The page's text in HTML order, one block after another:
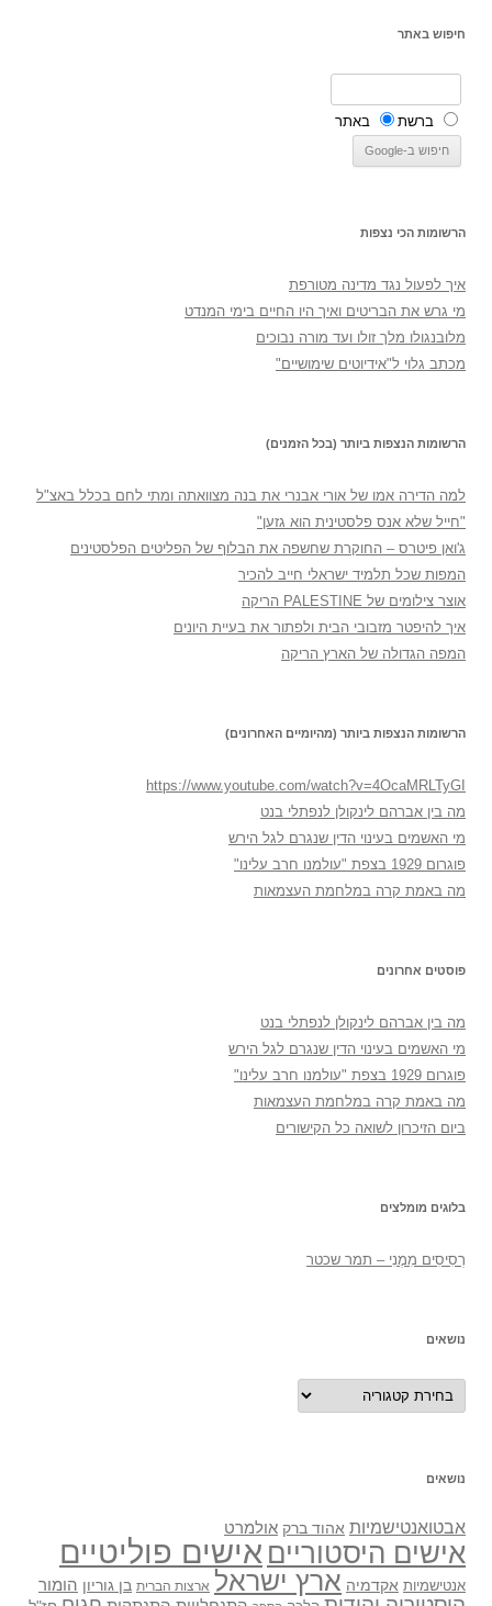
חיפוש באתר
ברשת באתר
הרשומות הכי נצפות
איך לפעול נגד מדינה מטורפת
מי גרש את הבריטים ואיך היו החיים בימי המנדט
מלובנגולו מלך זולו ועד מורה נבוכים
מכתב גלוי ל"אידיוטים שימושיים"
הרשומות הנצפות ביותר (בכל הזמנים)
למה הדירה אמו של אורי אבנרי את בנה מצוואתה ומתי לחם בכלל באצ"ל
"חייל שלא אנס פלסטינית הוא גזען"
ג'ואן פיטרס – החוקרת שחשפה את הבלוף של הפליטים הפלסטינים
המפות שכל תלמיד ישראלי חייב להכיר
אוצר צילומים של PALESTINE הריקה
איך להיפטר מזבובי הבית ולפתור את בעיית היונים
המפה הגדולה של הארץ הריקה
הרשומות הנצפות ביותר (מהיומיים האחרונים)
https://www.youtube.com/watch?v=4OcaMRLTyGI
מה בין אברהם לינקולן לנפתלי בנט
מי האשמים בעינוי הדין שנגרם לגל הירש
פוגרום 1929 בצפת "עולמנו חרב עלינו"
מה באמת קרה במלחמת העצמאות
פוסטים אחרונים
מה בין אברהם לינקולן לנפתלי בנט
מי האשמים בעינוי הדין שנגרם לגל הירש
פוגרום 1929 בצפת "עולמנו חרב עלינו"
מה באמת קרה במלחמת העצמאות
ביום הזיכרון לשואה כל הקישורים
בלוגים מומלצים
רְסִיסִים מִמֶנִי – תמר שכטר
נושאים
נושאים
נושאים
אבטואנטישמיות אהוד ברק אולמרט
אישים היסטוריים אישים פוליטיים
אנטישמיות אקדמיה ארץ ישראל ארצות הברית בן גוריון הומור